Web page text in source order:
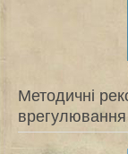
Методичні
врегулювання